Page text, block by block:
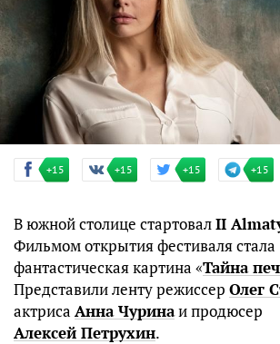
+15 +15 +15 +15
В южной столице стартовалII
Фильмом открытия фестиваля стала
фантастическая картина «Тайна
Представили ленту режиссер Олег
актриса Анна Чуринаи продюсер
Алексей Петрухин.